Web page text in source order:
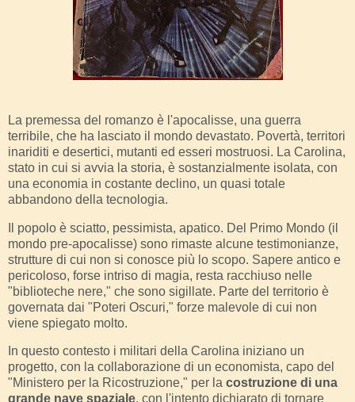
La premessa del romanzo è l'apocalisse, una guerra
terribile, che ha lasciato il mondo devastato. Povertà, territori
inariditi e desertici, mutanti ed esseri mostruosi. La Carolina,
stato in cui si avvia la storia, è sostanzialmente isolata, con
una economia in costante declino, un quasi totale
abbandono della tecnologia.
Il popolo è sciatto, pessimista, apatico. Del Primo Mondo (il
mondo pre-apocalisse) sono rimaste alcune testimonianze,
strutture di cui non si conosce più lo scopo. Sapere antico e
pericoloso, forse intriso di magia, resta racchiuso nelle
"biblioteche nere," che sono sigillate. Parte del territorio è
governata dai "Poteri Oscuri," forze malevole di cui non
viene spiegato molto.
In questo contesto i militari della Carolina iniziano un
progetto, con la collaborazione di un economista, capo del
"Ministero per la Ricostruzione," per la costruzione di una
grande nave spaziale, con l'intento dichiarato di tornare